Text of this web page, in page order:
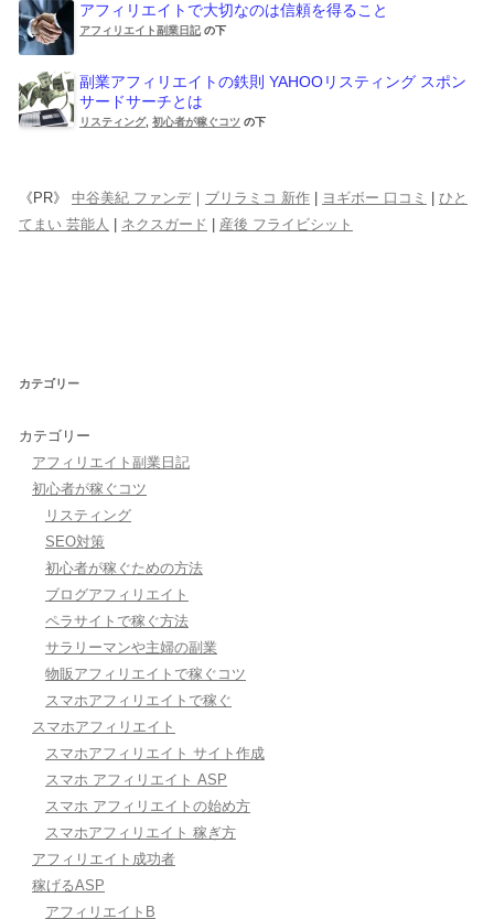
アフィリエイトで大切なのは信頼を得ること
アフィリエイト副業日記 の下
副業アフィリエイトの鉄則 YAHOOリスティング スポン
サードサーチとは
リスティング, 初心者が稼ぐコツ の下
《PR》 中谷美紀 ファンデ｜ ブリラミコ 新作 ヨギボー 口コミ
ひと
てまい 芸能人
ネクスガード 産後 フライビシット
カテゴリー
カテゴリー
アフィリエイト副業日記
初心者が稼ぐコツ
リスティング
SEO対策
初心者が稼ぐための方法
ブログアフィリエイト
ペラサイトで稼ぐ方法
サラリーマンや主婦の副業
物販アフィリエイトで稼ぐコツ
スマホアフィリエイトで稼ぐ
スマホアフィリエイト
スマホアフィリエイト サイト作成
スマホ アフィリエイト ASP
スマホ アフィリエイトの始め方
スマホアフィリエイト 稼ぎ方
アフィリエイト成功者
稼げるASP
アフィリエイトB